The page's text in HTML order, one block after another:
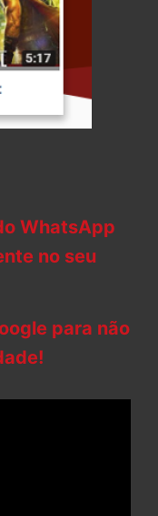
WhatsApp
no seu
para não